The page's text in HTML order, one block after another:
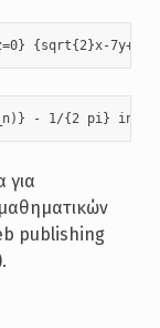
{sqrt{2}x-
- 1/{2 pi}
για
publishing